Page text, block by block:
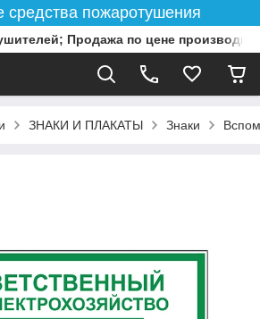
средства пожаротушения
Продажа по цене
ЗНАКИ И ПЛАКАТЫ Знаки